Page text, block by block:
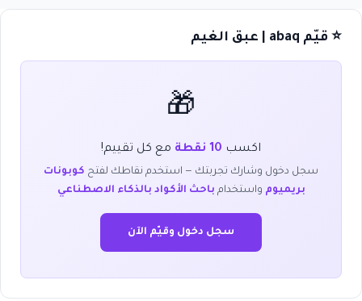
⭐ قيّم abaq | عبق الغيم
🎁
اكسب 10 نقطة مع كل تقييم!
سجل دخول وشارك تجربتك — استخدم نقاطك لفتح كوبونات
بريميوم واستخدام باحث الأكواد بالذكاء الاصطناعي
سجل دخول وقيّم الآن